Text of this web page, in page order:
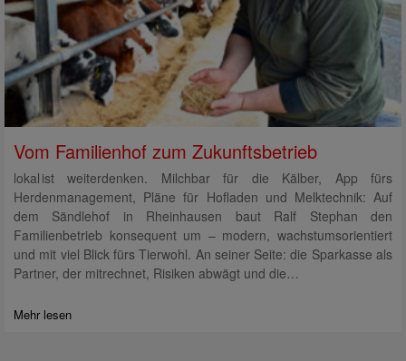
Vom Familienhof zum Zukunftsbetrieb
lokal ist weiterdenken. Milchbar für die Kälber, App fürs
Herdenmanagement, Pläne für Hofladen und Melktechnik: Auf
dem Sändlehof in Rheinhausen baut Ralf Stephan den
Familienbetrieb konsequent um – modern, wachstumsorientiert
und mit viel Blick fürs Tierwohl. An seiner Seite: die Sparkasse als
Partner, der mitrechnet, Risiken abwägt und die…
Mehr lesen